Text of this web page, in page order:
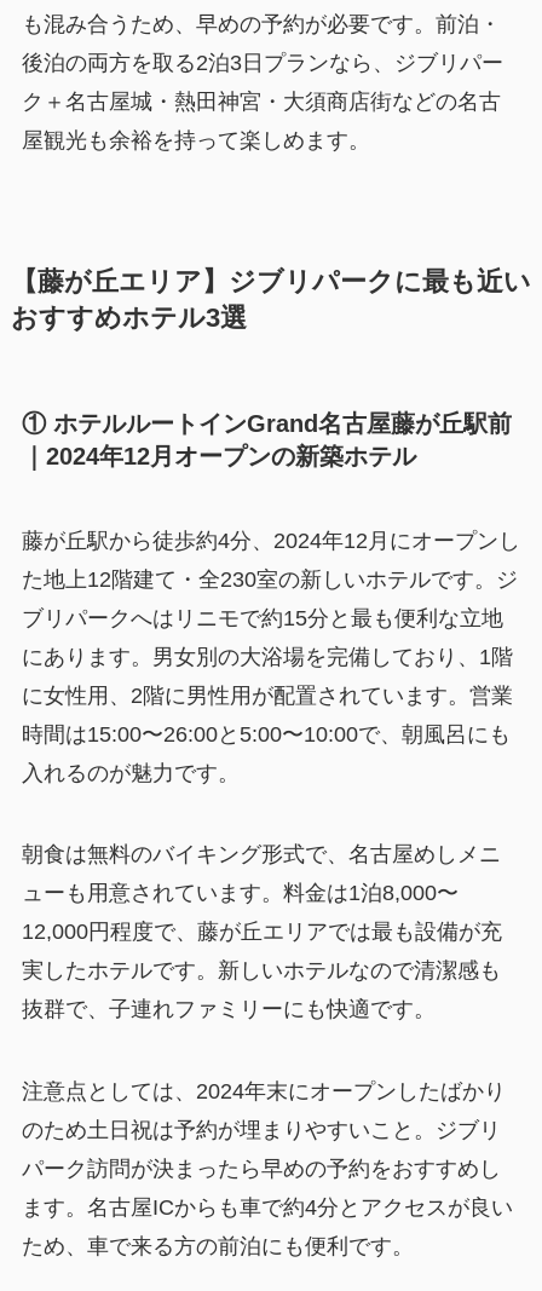
も混み合うため、早めの予約が必要です。前泊・
後泊の両方を取る2泊3日プランなら、ジブリパー
ク＋名古屋城・熱田神宮・大須商店街などの名古
屋観光も余裕を持って楽しめます。
【藤が丘エリア】ジブリパークに最も近い
おすすめホテル3選
① ホテルルートインGrand名古屋藤が丘駅前
｜2024年12月オープンの新築ホテル
藤が丘駅から徒歩約4分、2024年12月にオープンし
た地上12階建て・全230室の新しいホテルです。ジ
ブリパークへはリニモで約15分と最も便利な立地
にあります。男女別の大浴場を完備しており、1階
に女性用、2階に男性用が配置されています。営業
時間は15:00〜26:00と5:00〜10:00で、朝風呂にも
入れるのが魅力です。
朝食は無料のバイキング形式で、名古屋めしメニ
ューも用意されています。料金は1泊8,000〜
12,000円程度で、藤が丘エリアでは最も設備が充
実したホテルです。新しいホテルなので清潔感も
抜群で、子連れファミリーにも快適です。
注意点としては、2024年末にオープンしたばかり
のため土日祝は予約が埋まりやすいこと。ジブリ
パーク訪問が決まったら早めの予約をおすすめし
ます。名古屋ICからも車で約4分とアクセスが良い
ため、車で来る方の前泊にも便利です。